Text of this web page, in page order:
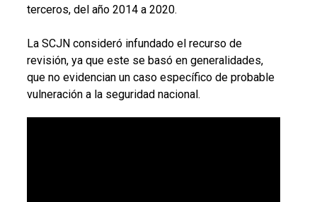
terceros, del año 2014 a 2020.
La SCJN consideró infundado el recurso de
revisión, ya que este se basó en generalidades,
que no evidencian un caso específico de probable
vulneración a la seguridad nacional.